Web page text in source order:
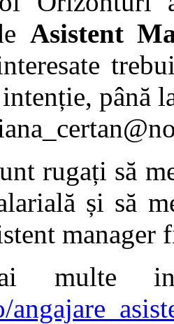
Asistent
până
rugați să
și să
manager
multe